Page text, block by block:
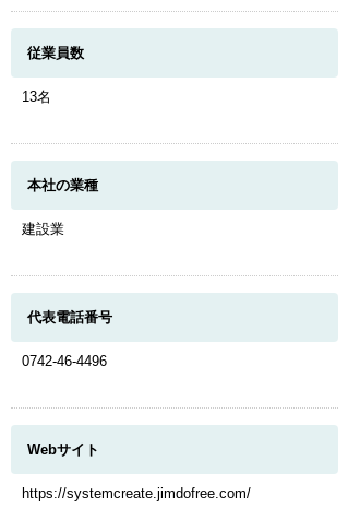
従業員数
13名
本社の業種
建設業
代表電話番号
0742-46-4496
Webサイト
https://systemcreate.jimdofree.com/
このページのトップへ